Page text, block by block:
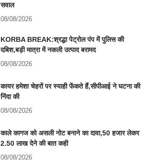
सवाल
08/08/2026
KORBA BREAK:श्रद्धा पेट्रोल पंप में पुलिस की
दबिश,बड़ी मात्रा में नकली उत्पाद बरामद
08/08/2026
कायर हमेशा चेहरों पर स्याही फेंकते हैं,सीपीआई ने घटना की
निंदा की
08/08/2026
काले कागज को असली नोट बनाने का दावा,50 हजार लेकर
2.50 लाख देने की बात कही
08/08/2026